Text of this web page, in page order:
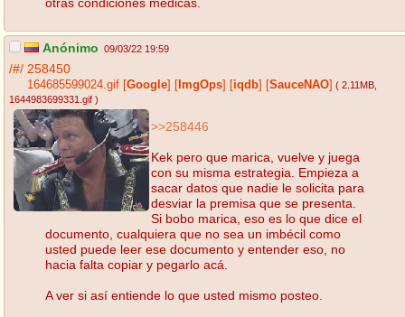
Anónimo 09/03/22 19:59
/#/ 258450
164685599024.gif Google ImgOps iqdb SauceNAO ( 2.11MB
1644983699331.gif )
>>258446
Kek pero que marica, vuelve y juega
con su misma estrategia. Empieza a
sacar datos que nadie le solicita para
desviar la premisa que se presenta.
Si bobo marica, eso es lo que dice el
documento, cualquiera que no sea un imbécil como
usted puede leer ese documento y entender eso, no
hacia falta copiar y pegarlo acá.
A ver si así entiende lo que usted mismo posteo.